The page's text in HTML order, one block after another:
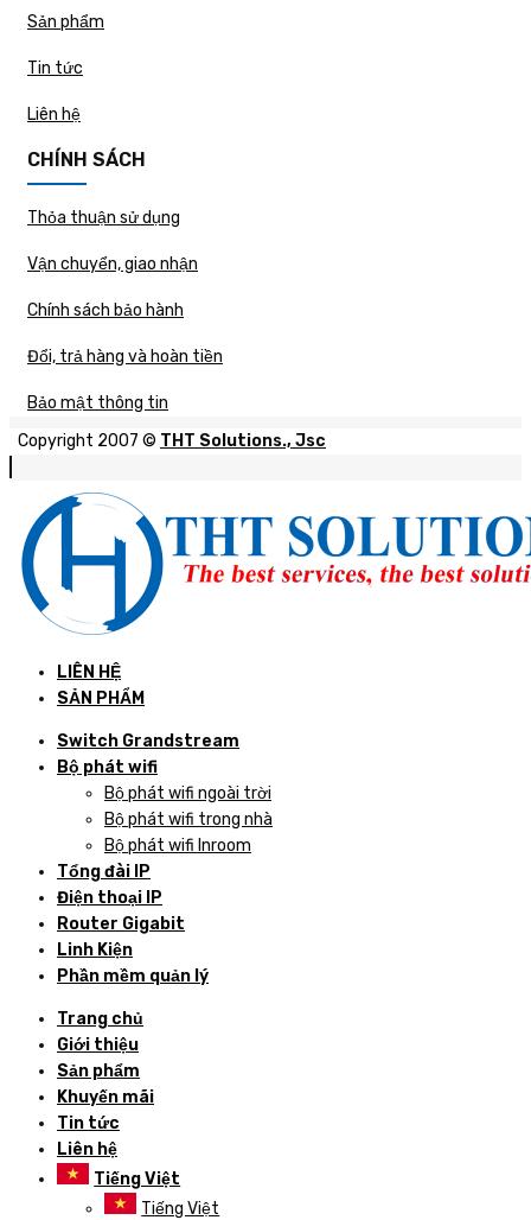
Sản phẩm
Tin tức
Liên hệ
CHÍNH SÁCH
Thỏa thuận sử dụng
Vận chuyển, giao nhận
Chính sách bảo hành
Đổi, trả hàng và hoàn tiền
Bảo mật thông tin
Copyright 2007 © THT Solutions., Jsc
LIÊN HỆ
SẢN PHẨM
Switch Grandstream
Bộ phát wifi
Bộ phát wifi ngoài trời
Bộ phát wifi trong nhà
Bộ phát wifi Inroom
Tổng đài IP
Điện thoại IP
Router Gigabit
Linh Kiện
Phần mềm quản lý
Trang chủ
Giới thiệu
Sản phẩm
Khuyến mãi
Tin tức
Liên hệ
Tiếng Việt
Tiếng Việt